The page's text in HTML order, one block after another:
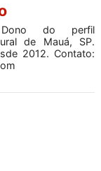
Dono do perfil
de Mauá, SP.
2012. Contato: